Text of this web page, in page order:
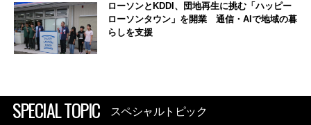
ローソンとKDDI、団地再生に挑む「ハッピー
ローソンタウン」を開業 通信・AIで地域の暮
らしを支援
SPECIAL TOPIC スペシャルトピック